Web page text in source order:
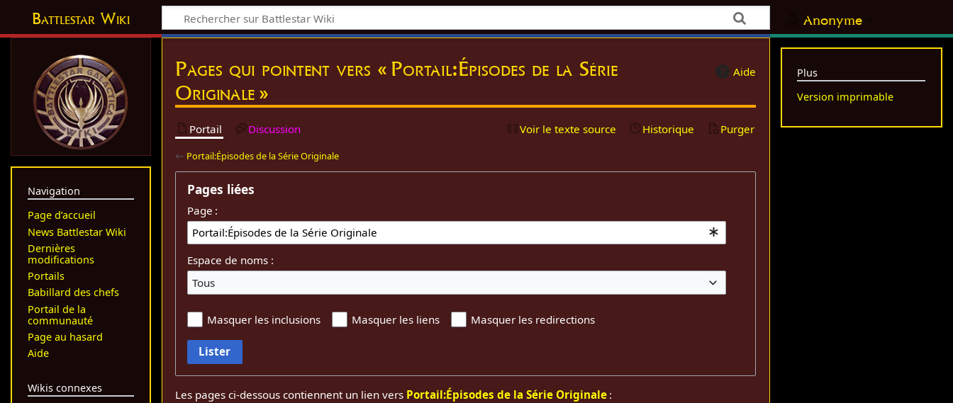
Anonyme
Battlestar Wiki
Aide
Pages qui pointent vers « Portail:Épisodes de la Série
Originale »
Portail Discussion Voir le texte source Historique Purger
← Portail:Épisodes de la Série Originale
Pages liées
Page :
Espace de noms :
Tous
Masquer les inclusions Masquer les liens Masquer les redirections
Lister
Les pages ci-dessous contiennent un lien vers Portail:Épisodes de la Série Originale :
Navigation
Page d’accueil
News Battlestar Wiki
Dernières
modifications
Portails
Babillard des chefs
Portail de la
communauté
Page au hasard
Aide
Wikis connexes
Plus
Version imprimable